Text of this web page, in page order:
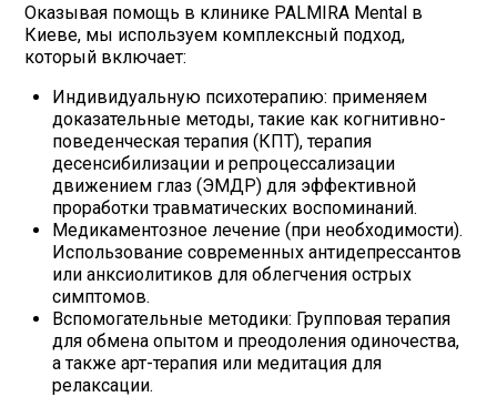
Оказывая помощь в клинике PALMIRA Mental в
Киеве, мы используем комплексный подход,
который включает:
Индивидуальную психотерапию: применяем
доказательные методы, такие как когнитивно-
поведенческая терапия (КПТ), терапия
десенсибилизации и репроцессализации
движением глаз (ЭМДР) для эффективной
проработки травматических воспоминаний.
Медикаментозное лечение (при необходимости).
Использование современных антидепрессантов
или анксиолитиков для облегчения острых
симптомов.
Вспомогательные методики: Групповая терапия
для обмена опытом и преодоления одиночества,
а также арт-терапия или медитация для
релаксации.